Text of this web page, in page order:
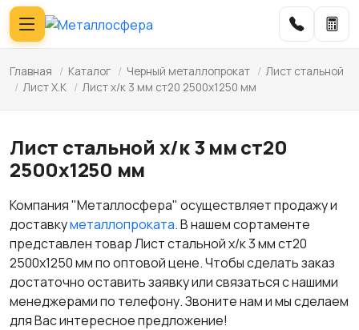
Главная / Каталог / Черный металлопрокат / Лист стальной
/ Лист Х.К / Лист х/к 3 мм ст20 2500х1250 мм
Лист стальной х/к 3 мм ст20
2500х1250 мм
Компания "Металлосфера" осуществляет продажу и
доставкуметаллопроката. В нашем сортаменте
представлен товар Лист стальной х/к 3 мм ст20
2500х1250 мм по оптовой цене. Чтобы сделать заказ
достаточно оставить заявку или связаться с нашими
менеджерами по телефону. Звоните нам и мы сделаем
для Вас интересное предложение!